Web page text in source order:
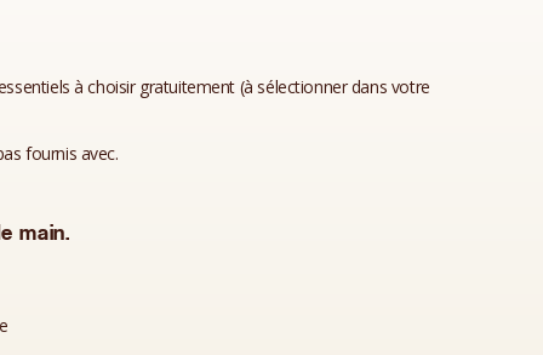
à choisir gratuitement (à sélectionner dans votre
fournis avec.
main.